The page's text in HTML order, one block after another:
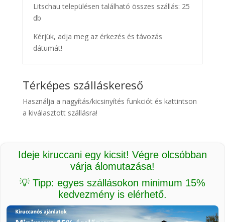
Litschau településen található összes szállás: 25
db
Kérjük, adja meg az érkezés és távozás
dátumát!
Térképes szálláskereső
Használja a nagyítás/kicsinyítés funkciót és kattintson
a kiválasztott szállásra!
Ideje kiruccani egy kicsit! Végre olcsóbban
várja álomutazása!
💡 Tipp: egyes szállásokon minimum 15%
kedvezmény is elérhető.